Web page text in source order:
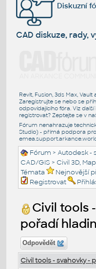
Diskuzní
CAD diskuze, rady,
Revit, Fusion, 3ds Max,
Zaregistrujte se nebo se
odpovídajícího fóra. Viz
registrovat? Zeptejte se v
Fórum nenahrazuje
Studio) - přímá podpora
Fórum >Autodesk -
CAD/GIS > Civil 3D,
Témata
Nejnovější
Registrovat
Civil tools
pořadí
Odpovědět
Civil tools - svahovky -